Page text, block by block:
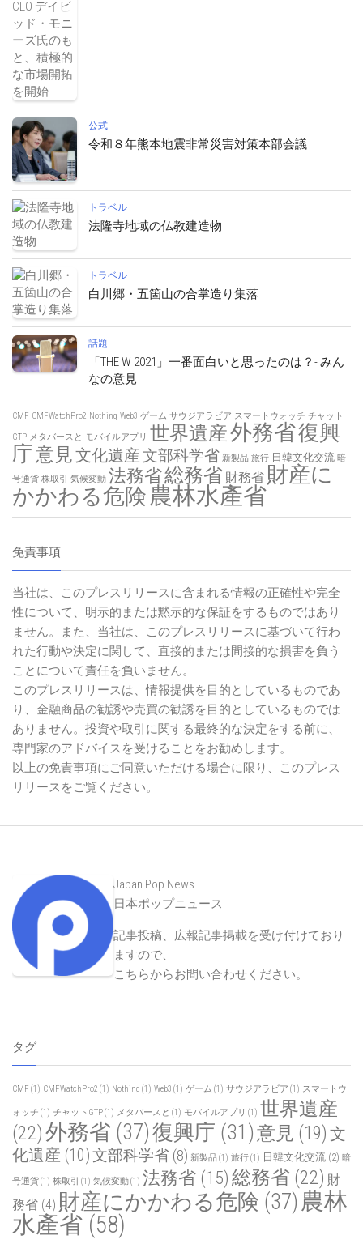
公式
令和８年熊本地震非常災害対策本部会議
トラベル
法隆寺地域の仏教建造物
トラベル
白川郷・五箇山の合掌造り集落
話題
「THE W 2021」一番面白いと思ったのは？- みん
なの意見
CMF CMFWatchPro2 Nothing Web3 ゲーム サウジアラビア スマートウォッチ チャット
GTP メタバースと モバイルアプリ 世界遺産外務省復興
庁意見文化遺産文部科学省 新製品 旅行 日韓文化交流 暗
号通貨 株取引 気候変動 法務省総務省 財務省 財産に
かかわる危険農林水產省
免責事項
当社は、このプレスリリースに含まれる情報の正確性や完全
性について、明示的または黙示的な保証をするものではあり
ません。また、当社は、このプレスリリースに基づいて行わ
れた行動や決定に関して、直接的または間接的な損害を負う
ことについて責任を負いません。
このプレスリリースは、情報提供を目的としているものであ
り、金融商品の勧誘や売買の勧誘を目的としているものでは
ありません。投資や取引に関する最終的な決定をする前に、
専門家のアドバイスを受けることをお勧めします。
以上の免責事項にご同意いただける場合に限り、このプレス
リリースをご覧ください。
Japan Pop News
日本ポップニュース
記事投稿、広報記事掲載を受け付けており
ますので、
こちらからお問い合わせください。
タグ
CMF (1) CMFWatchPro2 (1) Nothing (1) Web3 (1) ゲーム (1) サウジアラビア (1) スマートウ
ォッチ (1) チャットGTP(1) メタバースと (1) モバイルアプリ (1) 世界遺産
(22)外務省 (37)復興庁 (31)意見 (19) 文
化遺産 (10)文部科学省 (8) 新製品(1) 旅行(1) 日韓文化交流 (2) 暗
号通貨(1) 株取引 (1) 気候変動(1) 法務省 (15) 総務省 (22) 財
務省 (4) 財産にかかわる危険 (37) 農林
水產省 (58)